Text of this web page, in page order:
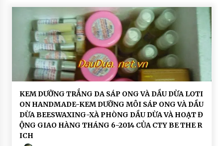
i
H
O
Ạ
T
Đ
Ộ
N
G
KEM DƯỠNG TRẮNG DA SÁP ONG VÀ DẦU DỪA LOTI
ON HANDMADE-KEM DƯỠNG MÔI SÁP ONG VÀ DẦU
DỪA BEESWAXING-XÀ PHÒNG DẦU DỪA VÀ HOẠT Đ
ỘNG GIAO HÀNG THÁNG 6-2014 CỦA CTY BE THE R
ICH